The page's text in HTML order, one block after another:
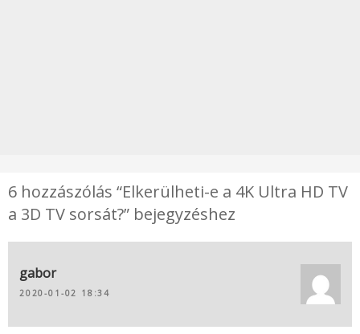
6 hozzászólás “Elkerülheti-e a 4K Ultra HD TV
a 3D TV sorsát?” bejegyzéshez
gabor
2020-01-02 18:34